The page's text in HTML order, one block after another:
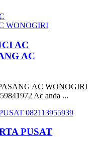
AC
AC
AC WONOGIRI
Ac anda ...
PUSAT